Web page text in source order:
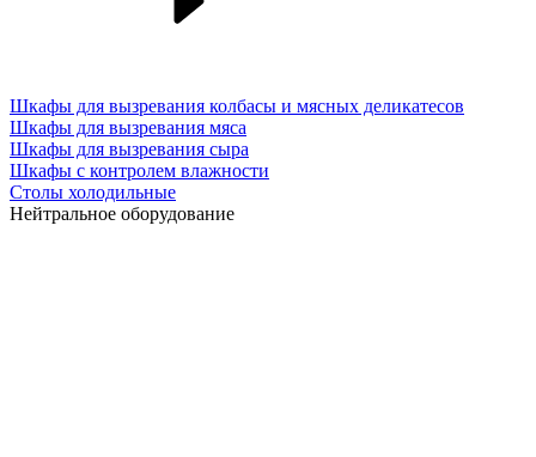
Шкафы для вызревания колбасы и мясных деликатесов
Шкафы для вызревания мяса
Шкафы для вызревания сыра
Шкафы с контролем влажности
Столы холодильные
Нейтральное оборудование